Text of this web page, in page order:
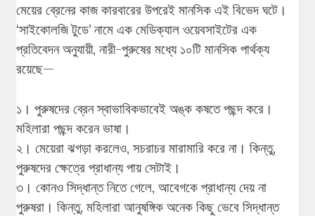
মেয়ের ব্রেনের কাজ কারবারের উপরেই মানসিক এই বিভেদ ঘটে।
‘সাইকোলজি টুডে’ নামে এক মেডিক্যাল ওয়েবসাইটের এক
প্রতিবেদন অনুযায়ী, নারী-পুরুষের মধ্যে ১০টি মানসিক পার্থক্য
রয়েছে—
১। পুরুষদের ব্রেন স্বাভাবিকভাবেই অঙ্ক কষতে পছন্দ করে।
মহিলারা পছন্দ করেন ভাষা।
২। মেয়েরা ঝগড়া করলেও, সচরাচর মারামারি করে না। কিন্তু,
পুরুষদের ক্ষেত্রে প্রাধান্য পায় সেটাই।
৩। কোনও সিদ্ধান্ত নিতে গেলে, আবেগকে প্রাধান্য দেয় না
পুরুষরা। কিন্তু, মহিলারা আনুষঙ্গিক অনেক কিছু ভেবে সিদ্ধান্ত